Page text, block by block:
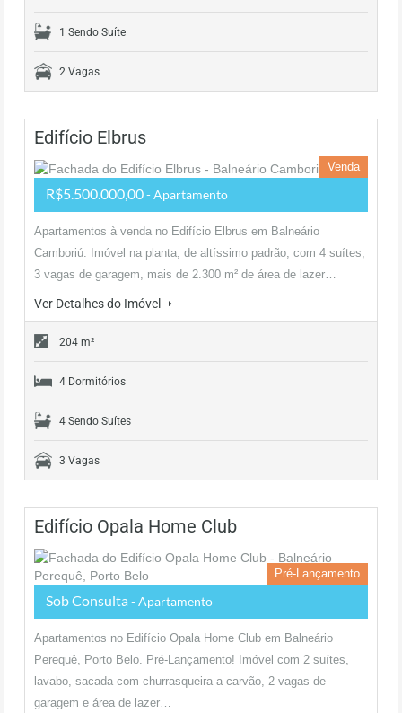
1 Sendo Suíte
2 Vagas
Edifício Elbrus
Venda
R$5.500.000,00- Apartamento
Apartamentos à venda no Edifício Elbrus em Balneário
Camboriú. Imóvel na planta, de altíssimo padrão, com 4 suítes,
3 vagas de garagem, mais de 2.300 m² de área de lazer…
Ver Detalhes do Imóvel
204 m²
4 Dormitórios
4 Sendo Suítes
3 Vagas
Edifício Opala Home Club
Pré-Lançamento
Sob Consulta - Apartamento
Apartamentos no Edifício Opala Home Club em Balneário
Perequê, Porto Belo. Pré-Lançamento! Imóvel com 2 suítes,
lavabo, sacada com churrasqueira a carvão, 2 vagas de
garagem e área de lazer…